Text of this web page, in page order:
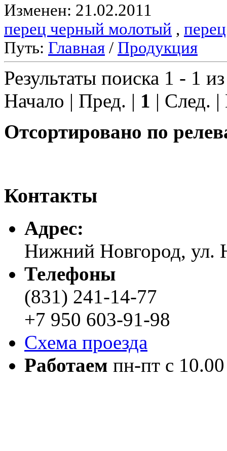
Изменен: 21.02.2011
перец черный молотый , перец
Путь: Главная / Продукция
Результаты поиска 1 - 1
Начало | Пред. | 1 | След.
Отсортировано по
Контакты
Адреc:
Нижний Новгород, ул.
Телефоны
(831) 241-14-77
+7 950 603-91-98
Схема проезда
Работаем пн-пт с